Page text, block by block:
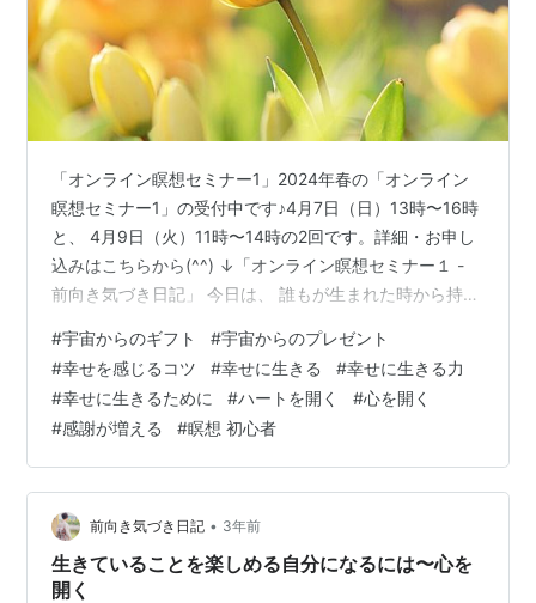
「オンライン瞑想セミナー1」2024年春の「オンライン
瞑想セミナー1」の受付中です♪4月7日（日）13時〜16時
と、 4月9日（火）11時〜14時の2回です。詳細・お申し
込みはこちらから(^^) ↓「オンライン瞑想セミナー１ -
前向き気づき日記」 今日は、 誰もが生まれた時から持っ
たちはみんな気づかないところで 本当にたくさんの贈り
物を 色んなところから受け取って生きています。 それは
経済的物質的なこともそうですが、 人との出会いやつな
がり、 学びの機会や導き、 たくさんの笑顔や喜び、感
動・・・。 辛いことや悲しいことも、 ずっと先で感謝…
#宇宙からのギフト #宇宙からのプレゼント
#幸せを感じるコツ #幸せに生きる #幸せに生きる力
#幸せに生きるために #ハートを開く #心を開く
#感謝が増える #瞑想 初心者
前向き気づき日記 • 3年前
生きていることを楽しめる自分になるには〜心を
開く